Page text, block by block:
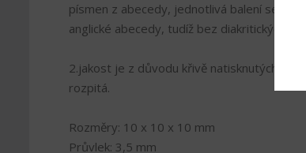
písmen z abecedy, jednotlivá balení se od
anglické abecedy, tudíž bez diakritických
2.jakost je z důvodu křivě natisknutých
rozpitá.
Rozměry: 10 x 10 x 10 mm
Průvlek: 3,5 mm